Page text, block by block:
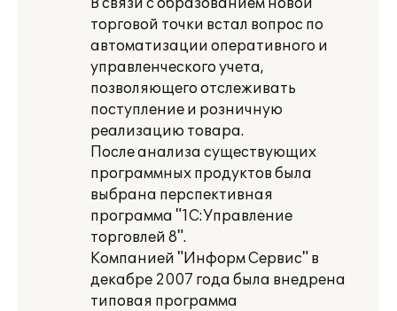
В связи с образованием новой
торговой точки встал вопрос по
автоматизации оперативного и
управленческого учета,
позволяющего отслеживать
поступление и розничную
реализацию товара.
После анализа существующих
программных продуктов была
выбрана перспективная
программа "1С:Управление
торговлей 8".
Компанией "Информ Сервис" в
декабре 2007 года была внедрена
типовая программа